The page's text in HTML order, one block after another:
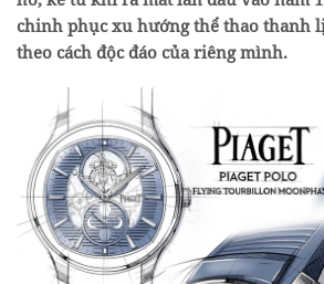
chinh phục xu hướng thể thao thanh
theo cách độc đáo của riêng mình.